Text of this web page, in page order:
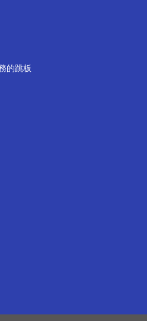
的跳板